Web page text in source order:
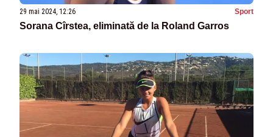
29 mai 2024, 12:26 Sport
Sorana Cîrstea, eliminată de la Roland Garros